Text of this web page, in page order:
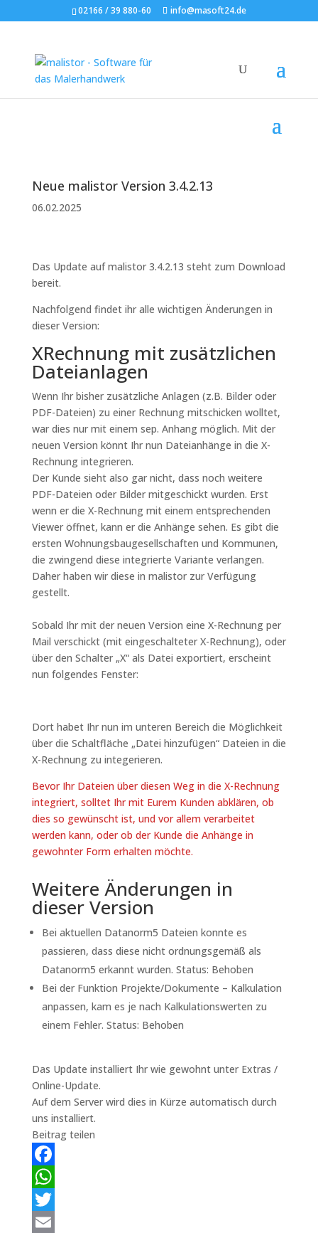
02166 / 39 880-60 info@masoft24.de
Neue malistor Version 3.4.2.13
06.02.2025
Das Update auf malistor 3.4.2.13 steht zum Download
bereit.
Nachfolgend findet ihr alle wichtigen Änderungen in
dieser Version:
XRechnung mit zusätzlichen
Dateianlagen
Wenn Ihr bisher zusätzliche Anlagen (z.B. Bilder oder
PDF-Dateien) zu einer Rechnung mitschicken wolltet,
war dies nur mit einem sep. Anhang möglich. Mit der
neuen Version könnt Ihr nun Dateianhänge in die X-
Rechnung integrieren.
Der Kunde sieht also gar nicht, dass noch weitere
PDF-Dateien oder Bilder mitgeschickt wurden. Erst
wenn er die X-Rechnung mit einem entsprechenden
Viewer öffnet, kann er die Anhänge sehen. Es gibt die
ersten Wohnungsbaugesellschaften und Kommunen,
die zwingend diese integrierte Variante verlangen.
Daher haben wir diese in malistor zur Verfügung
gestellt.
Sobald Ihr mit der neuen Version eine X-Rechnung per
Mail verschickt (mit eingeschalteter X-Rechnung), oder
über den Schalter „X“ als Datei exportiert, erscheint
nun folgendes Fenster:
Dort habet Ihr nun im unteren Bereich die Möglichkeit
über die Schaltfläche „Datei hinzufügen“ Dateien in die
X-Rechnung zu integerieren.
Bevor Ihr Dateien über diesen Weg in die X-Rechnung
integriert, solltet Ihr mit Eurem Kunden abklären, ob
dies so gewünscht ist, und vor allem verarbeitet
werden kann, oder ob der Kunde die Anhänge in
gewohnter Form erhalten möchte.
Weitere Änderungen in
dieser Version
Bei aktuellen Datanorm5 Dateien konnte es
passieren, dass diese nicht ordnungsgemäß als
Datanorm5 erkannt wurden. Status: Behoben
Bei der Funktion Projekte/Dokumente – Kalkulation
anpassen, kam es je nach Kalkulationswerten zu
einem Fehler. Status: Behoben
Das Update installiert Ihr wie gewohnt unter Extras /
Online-Update.
Auf dem Server wird dies in Kürze automatisch durch
uns installiert.
Beitrag teilen
Facebook
WhatsApp
Twitter